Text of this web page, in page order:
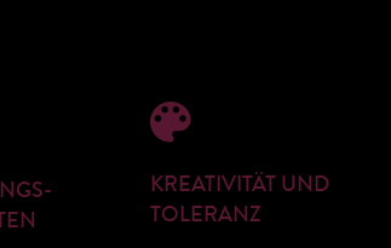
KREATIVITÄT UND
TOLERANZ